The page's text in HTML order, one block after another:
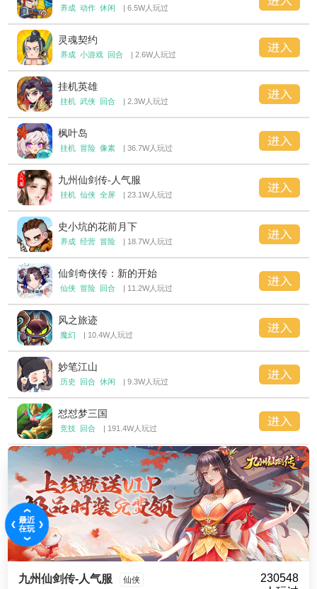
养成 动作 休闲 | 6.5W人玩过
灵魂契约
养成 小游戏 回合 | 2.6W人玩过
挂机英雄
挂机 武侠 回合 | 2.3W人玩过
枫叶岛
挂机 冒险 像素 | 36.7W人玩过
九州仙剑传-人气服
挂机 仙侠 全屏 | 23.1W人玩过
史小坑的花前月下
养成 经营 冒险 | 18.7W人玩过
仙剑奇侠传：新的开始
仙侠 冒险 回合 | 11.2W人玩过
风之旅迹
魔幻 | 10.4W人玩过
妙笔江山
历史 回合 休闲 | 9.3W人玩过
怼怼梦三国
竞技 回合 | 191.4W人玩过
九州仙剑传-人气服 仙侠
230548